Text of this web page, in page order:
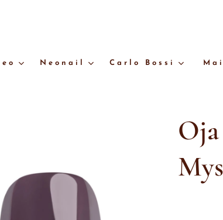
Neonail Carlo Bossi